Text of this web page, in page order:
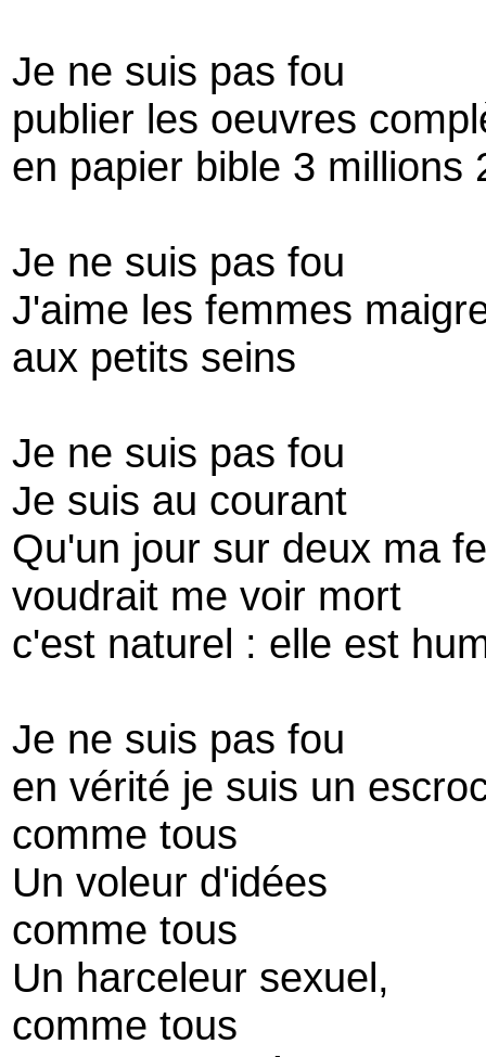
Je ne suis pas fou
publier les oeuvres
en papier bible 3 millions
Je ne suis pas fou
J'aime les femmes
aux petits seins
Je ne suis pas fou
Je suis au courant
Qu'un jour sur deux ma
voudrait me voir mort
c'est naturel : elle est
Je ne suis pas fou
en vérité je suis un
comme tous
Un voleur d'idées
comme tous
Un harceleur sexuel,
comme tous